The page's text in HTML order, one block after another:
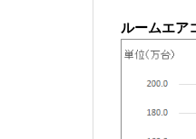
ルームエア